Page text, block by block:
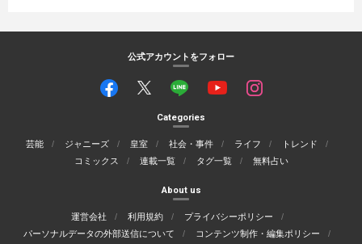
公式アカウントをフォロー
Categories
芸能 ジャニーズ 皇室 社会・事件 ライフ
トレンド
コミックス
連載一覧 タグ一覧 無料占い
About us
運営会社 利用規約
プライバシーポリシー
パーソナルデータの外部送信について
コンテンツ制作・編集ポリシー